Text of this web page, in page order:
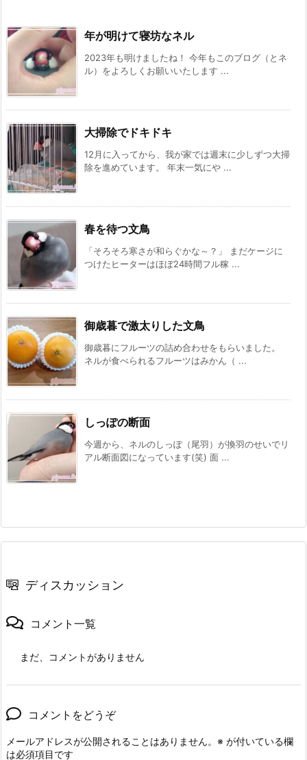
年が明けて寝坊なネル
2023年も明けましたね！ 今年もこのブログ（とネ
ル）をよろしくお願いいたします ...
大掃除でドキドキ
12月に入ってから、我が家では週末に少しずつ大掃
除を進めています。 年末一気にや ...
春を待つ文鳥
「そろそろ寒さが和らぐかな～？」 まだケージに
つけたヒーターはほぼ24時間フル稼 ...
御歳暮で激太りした文鳥
御歳暮にフルーツの詰め合わせをもらいました。
ネルが食べられるフルーツはみかん（ ...
しっぽの断面
今週から、ネルのしっぽ（尾羽）が換羽のせいでリ
アル断面図になっています(笑) 面 ...
ディスカッション
コメント一覧
まだ、コメントがありません
コメントをどうぞ
メールアドレスが公開されることはありません。 ※ が付いている欄
は必須項目です